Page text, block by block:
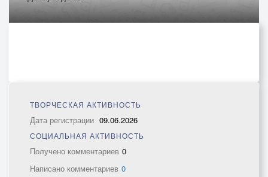
ТВОРЧЕСКАЯ АКТИВНОСТЬ
Дата регистрации 09.06.2026
СОЦИАЛЬНАЯ АКТИВНОСТЬ
Получено комментариев 0
Написано комментариев 0